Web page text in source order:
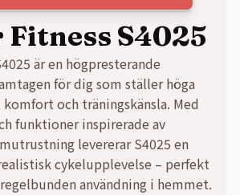
S4025
är en högpresterande
för dig som ställer höga
och träningskänsla. Med
funktioner inspirerade av
levererar S4025 en
cykelupplevelse – perfekt
användning i hemmet.